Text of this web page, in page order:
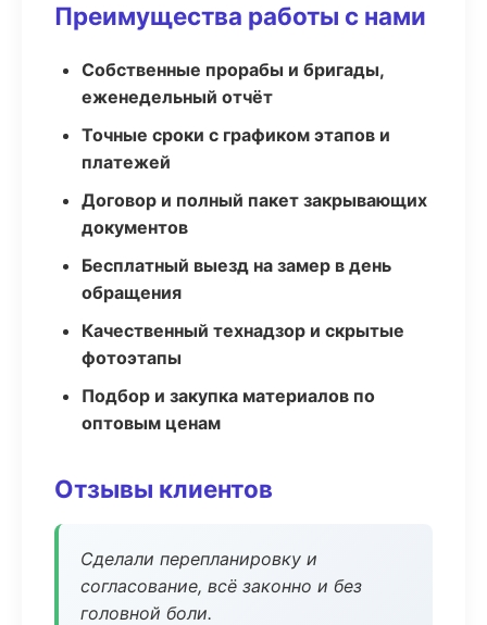
Преимущества работы с нами
Собственные прорабы и бригады,
еженедельный отчёт
Точные сроки с графиком этапов и
платежей
Договор и полный пакет закрывающих
документов
Бесплатный выезд на замер в день
обращения
Качественный технадзор и скрытые
фотоэтапы
Подбор и закупка материалов по
оптовым ценам
Отзывы клиентов
Сделали перепланировку и
согласование, всё законно и без
головной боли.